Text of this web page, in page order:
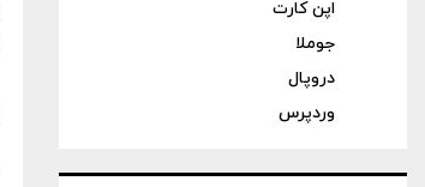
اپن کارت
جوملا
دروپال
وردپرس